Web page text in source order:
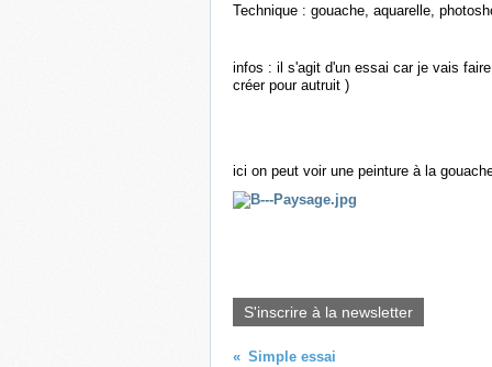
Technique : gouache, aquarelle,
infos : il s'agit d'un essai car je vais
créer pour autruit )
ici on peut voir une peinture à la
S'inscrire à la newsletter
Simple essai